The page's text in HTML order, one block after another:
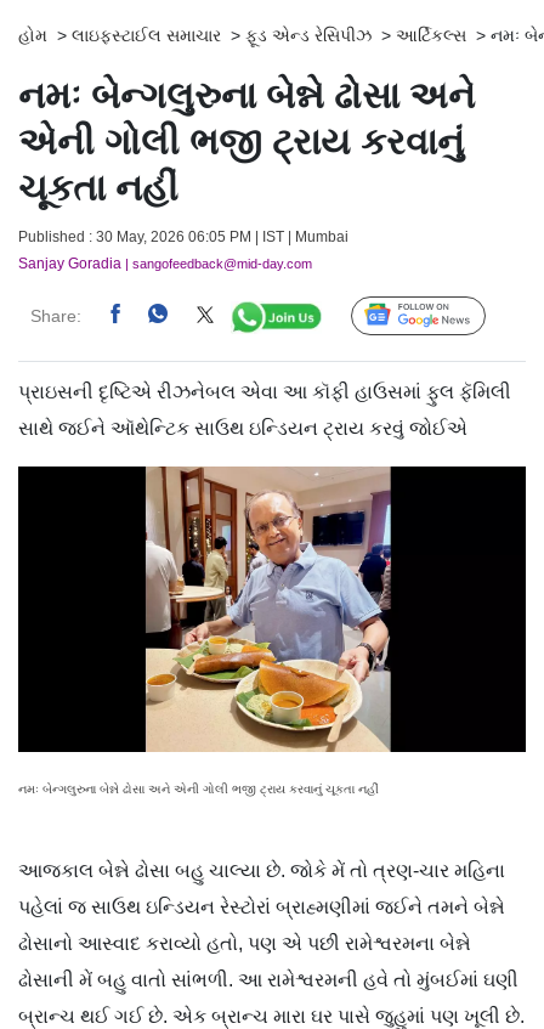
હોમ > લાઇફસ્ટાઈલ સમાચાર > ફૂડ એન્ડ રેસિપીઝ > આર્ટિકલ્સ > નમઃ
નમઃ બેન્ગલુરુના બેન્ને ઢોસા અને
એની ગોલી ભજી ટ્રાય કરવાનું
ચૂકતા નહીં
Published : 30 May, 2026 06:05 PM | IST | Mumbai
Sanjay Goradia | sangofeedback@mid-day.com
Share: Follow Us
પ્રાઇસની દૃષ્ટિએ રીઝનેબલ એવા આ કૉફી હાઉસમાં ફુલ ફૅમિલી
સાથે જઈને ઑથેન્ટિક સાઉથ ઇન્ડિયન ટ્રાય કરવું જોઈએ
નમઃ બેન્ગલુરુના બેન્ને ઢોસા અને એની ગોલી ભજી ટ્રાય કરવાનું ચૂકતા નહીં
આજકાલ બેન્ને ઢોસા બહુ ચાલ્યા છે. જોકે મેં તો ત્રણ-ચાર મહિના
પહેલાં જ સાઉથ ઇન્ડિયન રેસ્ટોરાં બ્રાહ્મણીમાં જઈને તમને બેન્ને
ઢોસાનો આસ્વાદ કરાવ્યો હતો, પણ એ પછી રામેશ્વરમના બેન્ને
ઢોસાની મેં બહુ વાતો સાંભળી. આ રામેશ્વરમની હવે તો મુંબઈમાં ઘણી
બ્રાન્ચ થઈ ગઈ છે. એક બ્રાન્ચ મારા ઘર પાસે જુહુમાં પણ ખૂલી છે.